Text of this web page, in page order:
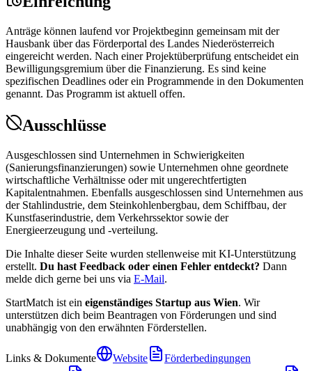
Anträge können laufend vor Projektbeginn gemeinsam mit der
Hausbank über das Förderportal des Landes Niederösterreich
eingereicht werden. Nach einer Projektüberprüfung entscheidet ein
Bewilligungsgremium über die Finanzierung. Es sind keine
spezifischen Deadlines oder ein Programmende in den Dokumenten
genannt. Das Programm ist aktuell offen.
Ausschlüsse
Ausgeschlossen sind Unternehmen in Schwierigkeiten
(Sanierungsfinanzierungen) sowie Unternehmen ohne geordnete
wirtschaftliche Verhältnisse oder mit ungerechtfertigten
Kapitalentnahmen. Ebenfalls ausgeschlossen sind Unternehmen aus
der Stahlindustrie, dem Steinkohlenbergbau, dem Schiffbau, der
Kunstfaserindustrie, dem Verkehrssektor sowie der
Energieerzeugung und -verteilung.
Die Inhalte dieser Seite wurden stellenweise mit KI-Unterstützung
erstellt. Du hast Feedback oder einen Fehler entdeckt? Dann
melde dich gerne bei uns via E-Mail.
StartMatch ist ein eigenständiges Startup aus Wien. Wir
unterstützen dich beim Beantragen von Förderungen und sind
unabhängig von den erwähnten Förderstellen.
Links & Dokumente Website
Förderbedingungen